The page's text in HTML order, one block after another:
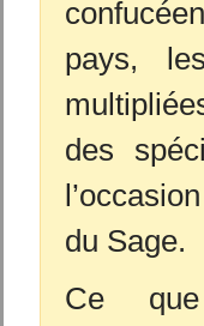
pays,
des
du Sage.
Ce